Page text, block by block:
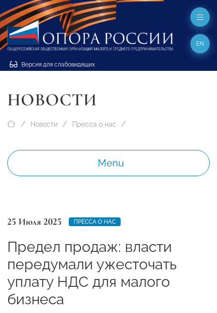
Версия для слабовидящих
EN
НОВОСТИ
Новости Пресса о нас
Menu
25 Июля 2025 ПРЕССА О НАС
Предел продаж: власти
передумали ужесточать
уплату НДС для малого
бизнеса